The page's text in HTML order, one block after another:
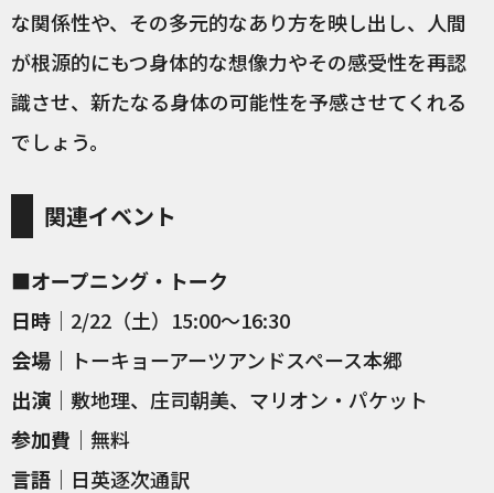
な関係性や、その多元的なあり方を映し出し、人間
が根源的にもつ身体的な想像力やその感受性を再認
識させ、新たなる身体の可能性を予感させてくれる
でしょう。
関連イベント
■オープニング・トーク
日時 ｜2/22（土）15:00〜16:30
会場 ｜トーキョーアーツアンドスペース本郷
出演 ｜敷地理、庄司朝美、マリオン・パケット
参加費 ｜無料
言語 ｜日英逐次通訳